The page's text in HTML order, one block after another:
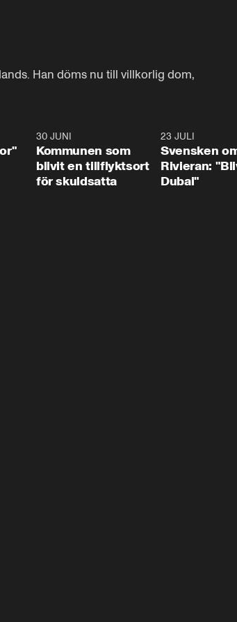
Han döms nu till villkorlig dom,
1:24
30 JUNI
Kommunen som
blivit en tillflyktsort
för skuldsatta
23 JULI
Svensken
Rivieran:
Dubai"